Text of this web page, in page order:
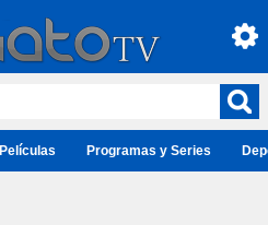
Películas Programas y Series